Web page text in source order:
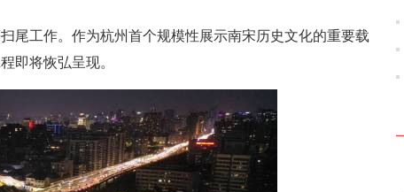
尾工作。作为杭州首个规模性展示南宋历史文化的重要载
即将恢弘呈现。